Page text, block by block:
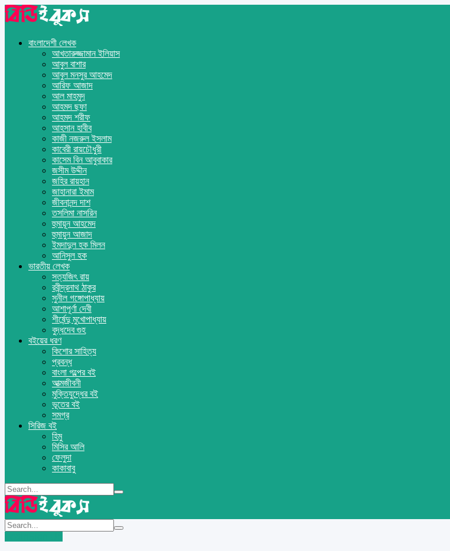
বাংলাদেশী লেখক
আখতারুজ্জামান ইলিয়াস
আবুল বাশার
আবুল মনসুর আহমেদ
আরিফ আজাদ
আল মাহমুদ
আহমদ ছফা
আহমদ শরীফ
আহসান হাবীব
কাজী নজরুল ইসলাম
কাবেরী রায়চৌধুরী
কাসেম বিন আবুবাকার
জসীম উদ্দীন
জহির রায়হান
জাহানারা ইমাম
জীবনানন্দ দাশ
তসলিমা নাসরিন
হুমায়ূন আহমেদ
হুমায়ুন আজাদ
ইমদাদুল হক মিলন
আনিসুল হক
ভারতীয় লেখক
সত্যজিৎ রায়
রবীন্দ্রনাথ ঠাকুর
সুনীল গঙ্গোপাধ্যায়
আশাপূর্ণা দেবী
শীর্ষেন্দু মুখোপাধ্যায়
বুদ্ধদেব গুহ
বইয়ের ধরণ
কিশোর সাহিত্য
প্রবন্ধ
বাংলা গল্পের বই
আত্মজীবনী
মুক্তিযুদ্ধের বই
ভূতের বই
সমগ্র
সিরিজ বই
হিমু
মিসির আলি
ফেলুদা
কাকাবাবু